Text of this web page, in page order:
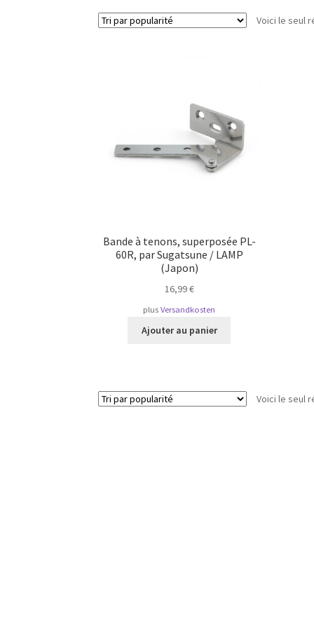
Voici le seul
Bande à tenons, superposée PL-
60R, par Sugatsune / LAMP
(Japon)
16,99€
plusVersandkosten
Ajouter au panier
Voici le seul